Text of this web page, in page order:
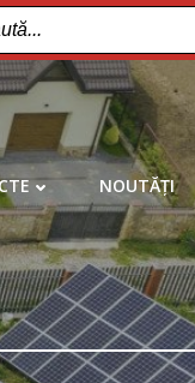
NOUTĂȚI